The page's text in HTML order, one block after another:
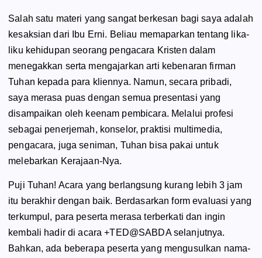
Salah satu materi yang sangat berkesan bagi saya adalah
kesaksian dari Ibu Erni. Beliau memaparkan tentang lika-
liku kehidupan seorang pengacara Kristen dalam
menegakkan serta mengajarkan arti kebenaran firman
Tuhan kepada para kliennya. Namun, secara pribadi,
saya merasa puas dengan semua presentasi yang
disampaikan oleh keenam pembicara. Melalui profesi
sebagai penerjemah, konselor, praktisi multimedia,
pengacara, juga seniman, Tuhan bisa pakai untuk
melebarkan Kerajaan-Nya.
Puji Tuhan! Acara yang berlangsung kurang lebih 3 jam
itu berakhir dengan baik. Berdasarkan form evaluasi yang
terkumpul, para peserta merasa terberkati dan ingin
kembali hadir di acara +TED@SABDA selanjutnya.
Bahkan, ada beberapa peserta yang mengusulkan nama-